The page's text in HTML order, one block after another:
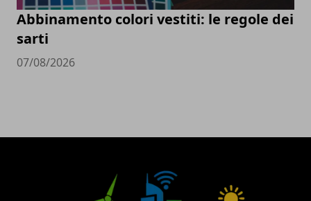
Abbinamento colori vestiti: le regole dei
sarti
07/08/2026